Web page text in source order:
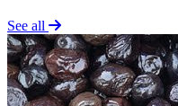
See all